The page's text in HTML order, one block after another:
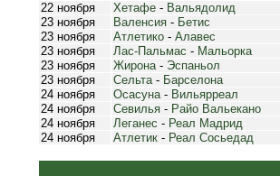
22 ноября Хетафе - Вальядолид
23 ноября
Валенсия - Бетис
23 ноября
Атлетико - Алавес
23 ноября
Лас-Пальмас - Мальорка
23 ноября
Жирона- Эспаньол
23 ноября
Сельта- Барселона
24 ноября
Осасуна- Вильярреал
24 ноября
Севилья - Райо Вальекано
24 ноября
Леганес - Реал Мадрид
24 ноября
Атлетик - Реал Сосьедад